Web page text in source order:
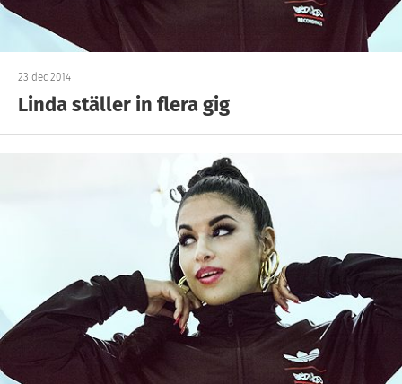
23 dec 2014
Linda ställer in flera gig